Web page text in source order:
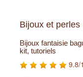
Bijoux et perles
Bijoux fantaisie
kit, tutoriels
9.8/